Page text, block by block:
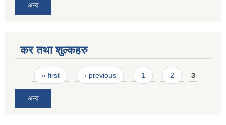
अन्य
कर तथा शुल्कहरु
Pages
« first ‹ previous 1 2 3
अन्य